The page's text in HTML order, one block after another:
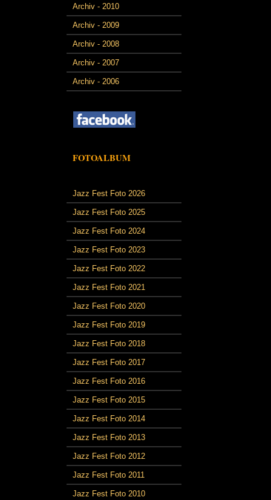
Archiv - 2010
Archiv - 2009
Archiv - 2008
Archiv - 2007
Archiv - 2006
FOTOALBUM
Jazz Fest Foto 2026
Jazz Fest Foto 2025
Jazz Fest Foto 2024
Jazz Fest Foto 2023
Jazz Fest Foto 2022
Jazz Fest Foto 2021
Jazz Fest Foto 2020
Jazz Fest Foto 2019
Jazz Fest Foto 2018
Jazz Fest Foto 2017
Jazz Fest Foto 2016
Jazz Fest Foto 2015
Jazz Fest Foto 2014
Jazz Fest Foto 2013
Jazz Fest Foto 2012
Jazz Fest Foto 2011
Jazz Fest Foto 2010